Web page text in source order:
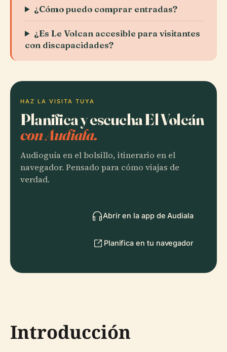
¿Cómo puedo comprar entradas?
¿Es Le Volcan accesible para visitantes
con discapacidades?
HAZ LA VISITA TUYA
Planifica y escucha El Volcán
con Audiala.
Audioguía en el bolsillo, itinerario en el
navegador. Pensado para cómo viajas de
verdad.
Abrir en la app de Audiala
Planifica en tu navegador
Introducción